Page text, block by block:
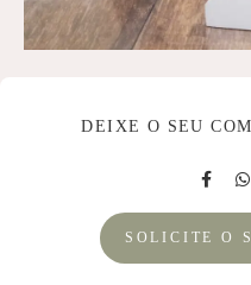
DEIXE O SEU
SOLICITE O